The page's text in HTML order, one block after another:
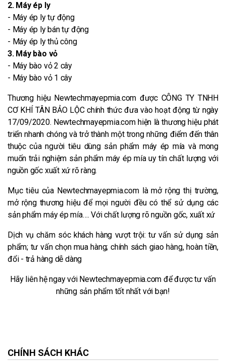
2. Máy ép ly
- Máy ép ly tự động
- Máy ép ly bán tự động
- Máy ép ly thủ công
3. Máy bào vỏ
- Máy bào vỏ 2 cây
- Máy bào vỏ 1 cây
Thương hiệu Newtechmayepmia.com được CÔNG TY TNHH
CƠ KHÍ TÂN BẢO LỘC chính thức đưa vào hoạt động từ ngày
17/09/2020. Newtechmayepmia.com hiện là thương hiệu phát
triển nhanh chóng và trở thành một trong những điểm đến thân
thuộc của người tiêu dùng sản phẩm máy ép mía và mong
muốn trải nghiệm sản phẩm máy ép mía uy tín chất lượng với
nguồn gốc xuất xứ rõ ràng.
Mục tiêu của Newtechmayepmia.com là mở rộng thị trường,
mở rộng thương hiệu để mọi người đều có thể sử dụng các
sản phẩm máy ép mía…. Với chất lượng rõ nguồn gốc, xuất xứ
Dịch vụ chăm sóc khách hàng vượt trội: tư vấn sử dụng sản
phẩm; tư vấn chọn mua hàng; chính sách giao hàng, hoàn tiền,
đổi - trả hàng dễ dàng
Hãy liên hệ ngay với Newtechmayepmia.com để được tư vấn
những sản phẩm tốt nhất với bạn!
CHÍNH SÁCH KHÁC